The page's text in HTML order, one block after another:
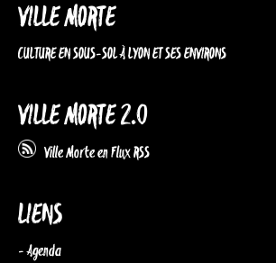
VILLE MORTE
CULTURE EN SOUS-SOL À LYON ET SES ENVIRONS
VILLE MORTE 2.0
Ville Morte en Flux RSS
LIENS
- Agenda